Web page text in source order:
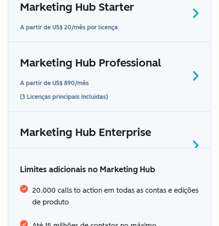
1-1.000: incluso na assinatura de
US$ 20/mês
1.001-3.000: US$ 50
Marketing Hub Starter
A partir de US$ 20/mês por licença
Marketing Hub Professional
A partir de US$ 890/mês
(3 Licenças principais incluídas)
Marketing Hub Enterprise
(5 Licenças principais incluídas)
Veja os idiomas
em contato conosco para
termos adicionais
Limites adicionais no Marketing Hub
20.000 calls to action em todas as contas e edições
de produto